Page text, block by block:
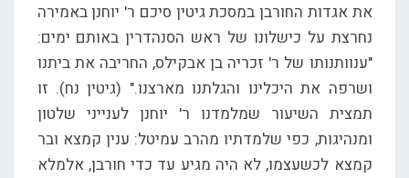
מדינת
ישראל
את אגדות החורבן במסכת גיטין סיכם ר' יוחנן באמירה
נחרצת על כישלונו של ראש הסנהדרין באותם ימים:
"ענוותנותו של ר' זכריה בן אבקילס, החריבה את ביתנו
ושרפה את היכלינו והגלתנו מארצנו." (גיטין נח). זו
תמצית השיעור שמלמדנו ר' יוחנן לענייני שלטון
ומנהיגות, כפי שלמדתיו מהרב עמיטל: ענין קמצא ובר
קמצא לכשעצמו, לא היה מגיע עד כדי חורבן, אלמלא